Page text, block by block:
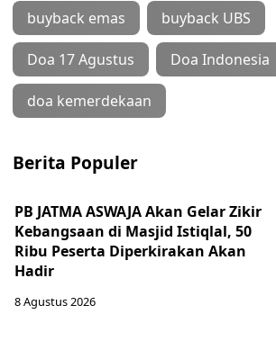
buyback emas buyback UBS
Doa 17 Agustus Doa Indonesia
doa kemerdekaan
Berita Populer
PB JATMA ASWAJA Akan Gelar Zikir
Kebangsaan di Masjid Istiqlal, 50
Ribu Peserta Diperkirakan Akan
Hadir
8 Agustus 2026